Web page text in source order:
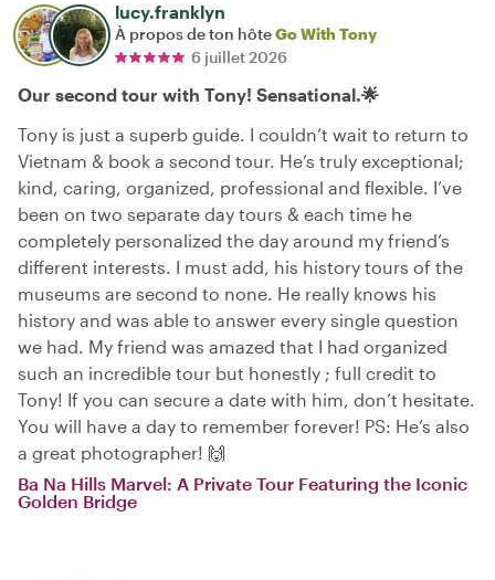
lucy.franklyn
À propos de ton hôteGo With Tony
6 juillet 2026
Our second tour with Tony! Sensational.🌟
Tony is just a superb guide. I couldn’t wait to return to
Vietnam & book a second tour. He’s truly exceptional;
kind, caring, organized, professional and flexible. I’ve
been on two separate day tours & each time he
completely personalized the day around my friend’s
different interests. I must add, his history tours of the
museums are second to none. He really knows his
history and was able to answer every single question
we had. My friend was amazed that I had organized
such an incredible tour but honestly ; full credit to
Tony! If you can secure a date with him, don’t hesitate.
You will have a day to remember forever! PS: He’s also
a great photographer! 🙌
Ba Na Hills Marvel: A Private Tour Featuring the Iconic
Golden Bridge